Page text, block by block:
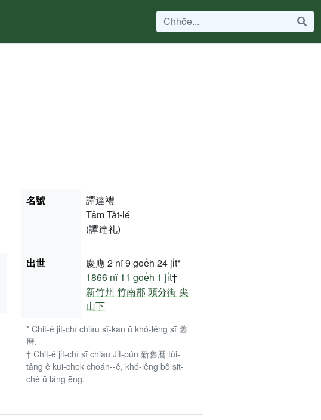
名號
譚達禮
Tâm Ta̍t-lé
(譚達礼)
出世
慶應 2 nî 9 goe̍h 24 ji̍t*
1866 nî 11 goe̍h 1 ji̍t†
新竹州 竹南郡 頭分街 尖
山下
* Chit-ê ji̍t-chí chiàu sî-kan ū khó-lêng sī 舊
曆.
† Chit-ê ji̍t-chí sī chiàu Ji̍t-pún 新舊曆 tùi-
tâng ê kui-chek choán--ê, khó-lêng bô sit-
chè ū lâng ēng.